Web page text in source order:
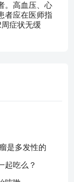
。高血压、心
者应在医师指
症状无缓
是多发性的
起吃么？